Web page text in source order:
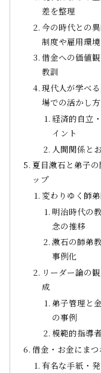
差を整理
今の時代との
制度や雇用環
借金への価値
教訓
現代人が学べ
場での活かし方
経済的自立
イント
人間関係と
夏目漱石と弟子
ップ
変わりゆく師
明治時代の
念の推移
漱石の師弟
事例化
リーダー論の
成
弟子管理と
の事例
模範的指導
借金・お金にま
有名な手紙・